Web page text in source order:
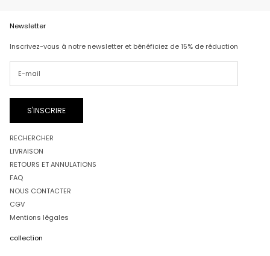
Newsletter
Inscrivez-vous à notre newsletter et bénéficiez de 15% de réduction
S'INSCRIRE
RECHERCHER
LIVRAISON
RETOURS ET ANNULATIONS
FAQ
NOUS CONTACTER
CGV
Mentions légales
collection